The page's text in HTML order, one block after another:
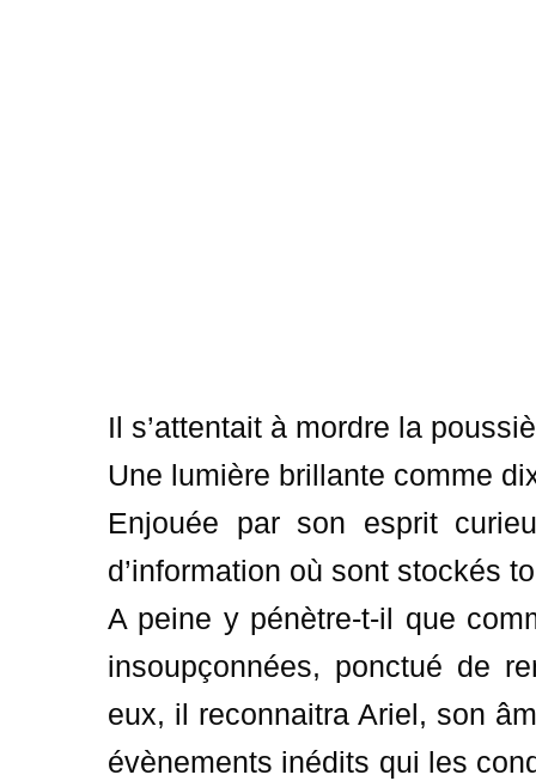
Il s’attentait à mordre la
Une lumière brillante comme
Enjouée par son esprit
d’information où sont stockés
A peine y pénètre-t-il que
insoupçonnées, ponctué de
eux, il reconnaitra Ariel, son
évènements inédits qui les